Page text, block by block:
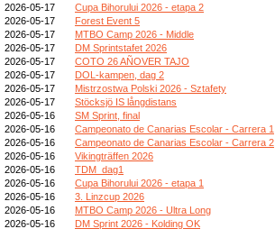
2026-05-17
Cupa Bihorului 2026 - etapa 2
2026-05-17
Forest Event 5
2026-05-17
MTBO Camp 2026 - Middle
2026-05-17
DM Sprintstafet 2026
2026-05-17
COTO 26 AÑOVER TAJO
2026-05-17
DOL-kampen, dag 2
2026-05-17
Mistrzostwa Polski 2026 - Sztafety
2026-05-17
Stöcksjö IS långdistans
2026-05-16
SM Sprint, final
2026-05-16
Campeonato de Canarias Escolar - Carrera 1
2026-05-16
Campeonato de Canarias Escolar - Carrera 2
2026-05-16
Vikingträffen 2026
2026-05-16
TDM_dag1
2026-05-16
Cupa Bihorului 2026 - etapa 1
2026-05-16
3. Linzcup 2026
2026-05-16
MTBO Camp 2026 - Ultra Long
2026-05-16
DM Sprint 2026 - Kolding OK